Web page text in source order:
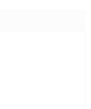
z 5 hvězdiček.